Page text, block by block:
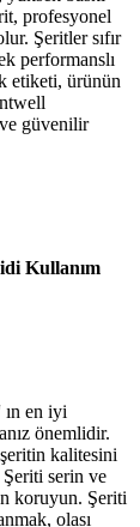
profesyonel
Şeritler sıfır
performanslı
etiketi, ürünün
ve güvenilir
Kullanım
en iyi
önemlidir.
kalitesini
Şeriti serin ve
koruyun. Şeriti
olası